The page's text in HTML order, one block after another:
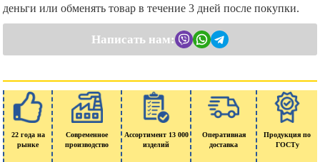
деньги или обменять товар в течение 3 дней после покупки.
Написать нам:
22 года на
рынке
Современное
производство
Ассортимент 13 000
изделий
Оперативная
доставка
Продукция по
ГОСТу